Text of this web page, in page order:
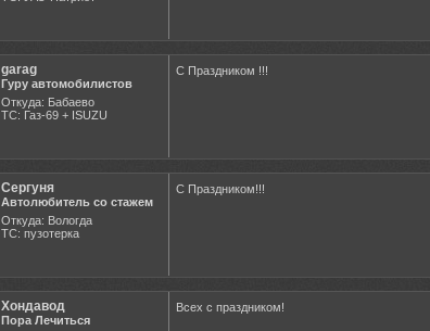
garag
Гуру автомобилистов
Откуда: Бабаево
ТС: Газ-69 + ISUZU
С Праздником !!!
Сергуня
Автолюбитель со стажем
Откуда: Вологда
ТС: пузотерка
С Праздником!!!
Хондавод
Пора Лечиться
Всех с праздником!